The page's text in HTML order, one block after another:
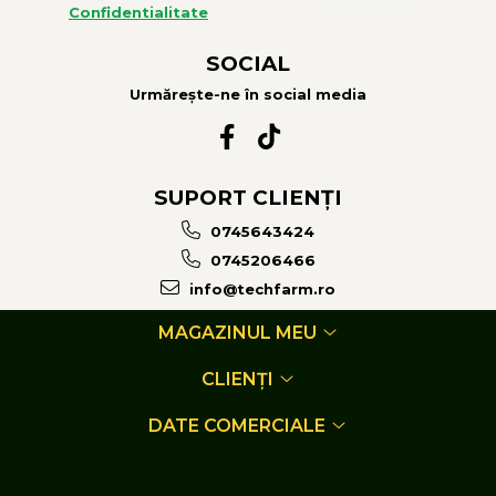
• Set de lumini
• Dispozitiv circulaţie discontinuă
• Cilindri suplimentari pentru stabilizarea rampei –
recomandat pentru viteză mai mare de 10 km/h
Confidentialitate
SOCIAL
Urmărește-ne în social media
SUPORT CLIENȚI
0745643424
0745206466
info@techfarm.ro
MAGAZINUL MEU
CLIENȚI
DATE COMERCIALE